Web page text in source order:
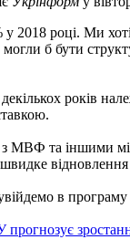
році. Ми
б бути
років
МВФ та іншими
в
прогнозує